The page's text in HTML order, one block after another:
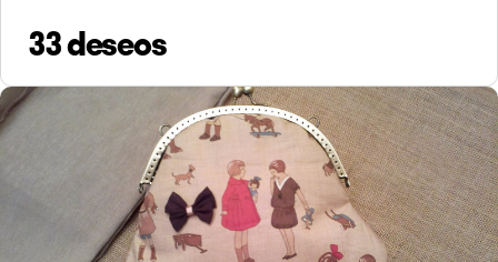
33 deseos